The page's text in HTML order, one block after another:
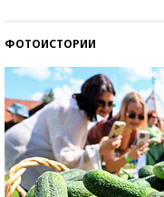
ФОТОИСТОРИИ